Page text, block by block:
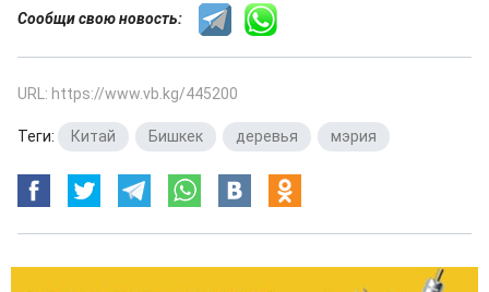
Сообщи свою новость:
URL: https://www.vb.kg/445200
Теги: Китай Бишкек деревья мэрия